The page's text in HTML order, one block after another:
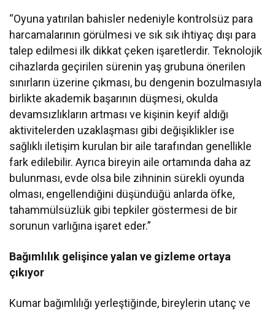
“Oyuna yatırılan bahisler nedeniyle kontrolsüz para
harcamalarının görülmesi ve sık sık ihtiyaç dışı para
talep edilmesi ilk dikkat çeken işaretlerdir. Teknolojik
cihazlarda geçirilen sürenin yaş grubuna önerilen
sınırların üzerine çıkması, bu dengenin bozulmasıyla
birlikte akademik başarının düşmesi, okulda
devamsızlıkların artması ve kişinin keyif aldığı
aktivitelerden uzaklaşması gibi değişiklikler ise
sağlıklı iletişim kurulan bir aile tarafından genellikle
fark edilebilir. Ayrıca bireyin aile ortamında daha az
bulunması, evde olsa bile zihninin sürekli oyunda
olması, engellendiğini düşündüğü anlarda öfke,
tahammülsüzlük gibi tepkiler göstermesi de bir
sorunun varlığına işaret eder.”
Bağımlılık gelişince yalan ve gizleme ortaya
çıkıyor
Kumar bağımlılığı yerleştiğinde, bireylerin utanç ve